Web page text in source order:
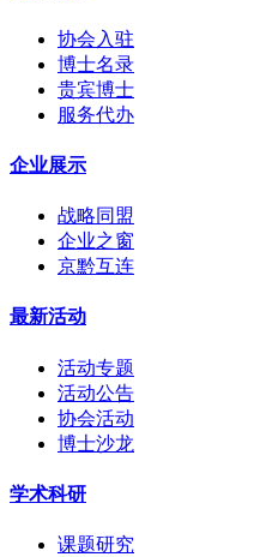
协会入驻
博士名录
贵宾博士
服务代办
企业展示
战略同盟
企业之窗
京黔互连
最新活动
活动专题
活动公告
协会活动
博士沙龙
学术科研
课题研究